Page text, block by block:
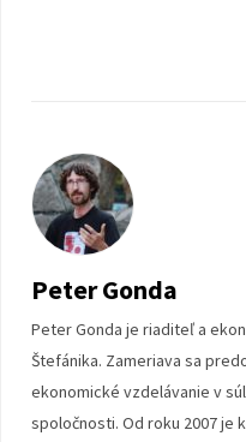
Peter Gonda
Peter Gonda je riaditeľ a
Štefánika. Zameriava sa
ekonomické vzdelávanie v
spoločnosti. Od roku 2007 je